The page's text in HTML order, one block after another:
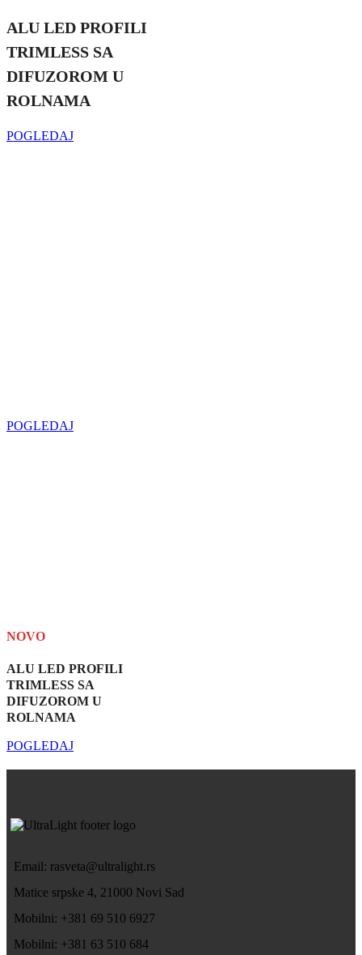
ALU LED PROFILI
TRIMLESS SA
DIFUZOROM U
ROLNAMA
POGLEDAJ
POGLEDAJ
NOVO
ALU LED PROFILI
TRIMLESS SA
DIFUZOROM U
ROLNAMA
POGLEDAJ
Email: rasveta@ultralight.rs
Matice srpske 4, 21000 Novi Sad
Mobilni: +381 69 510 6927
Mobilni: +381 63 510 684